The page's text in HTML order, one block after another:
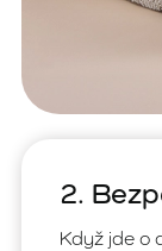
2.
Když jde o